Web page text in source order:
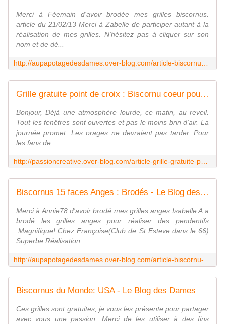
Merci à Féemain d'avoir brodée mes grilles biscornus.
article du 21/02/13 Merci à Zabelle de participer autant à la
réalisation de mes grilles. N'hésitez pas à cliquer sur son
nom et de dé...
Grille gratuite point de croix : Biscornu coeur pourpre - Le blog de Isabelle
Bonjour, Déjà une atmosphère lourde, ce matin, au reveil.
Tout les fenêtres sont ouvertes et pas le moins brin d'air. La
journée promet. Les orages ne devraient pas tarder. Pour
les fans de ...
Biscornus 15 faces Anges : Brodés - Le Blog des Dames
Merci à Annie78 d'avoir brodé mes grilles anges Isabelle A.a
brodé les grilles anges pour réaliser des pendentifs
.Magnifique! Chez Françoise(Club de St Esteve dans le 66)
Superbe Réalisation...
Biscornus du Monde: USA - Le Blog des Dames
Ces grilles sont gratuites, je vous les présente pour partager
avec vous une passion. Merci de les utiliser à des fins